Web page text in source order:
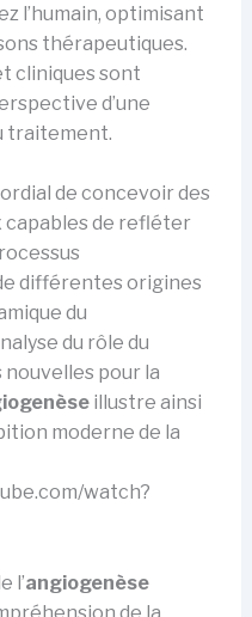
l’humain, optimisant
thérapeutiques.
cliniques sont
d’une
traitement.
de concevoir des
de refléter
différentes origines
du
du rôle du
pour la
illustre ainsi
moderne de la
watch?
l’angiogenèse